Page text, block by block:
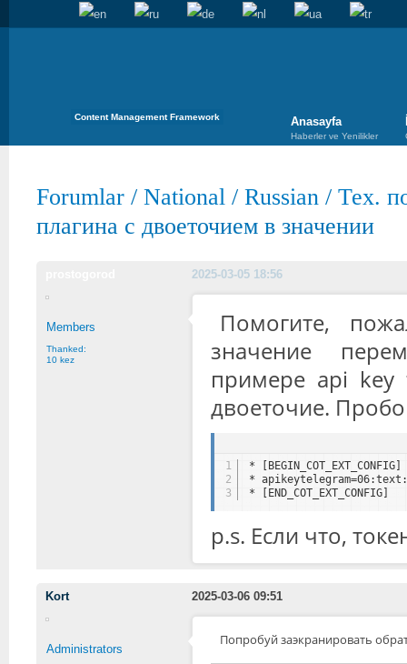
Content Management Framework Anasayfa
Haberler ve Yenilikler
Forumlar / National / Russian / Тех.
плагина с двоеточием в значении
2025-03-05 18:56
Members
Thanked:
10 kez
Помогите,
значение
примере api key
двоеточие.
1
2
3
* [BEGIN_COT_EXT_CONFIG]
*
* [END_COT_EXT_CONFIG]
p.s. Если что,
Kort 2025-03-06 09:51
Administrators
Попробуй заэкранировать